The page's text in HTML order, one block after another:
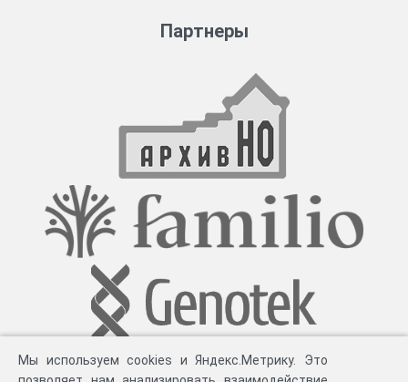
Партнеры
Мы используем cookies и Яндекс.Метрику. Это